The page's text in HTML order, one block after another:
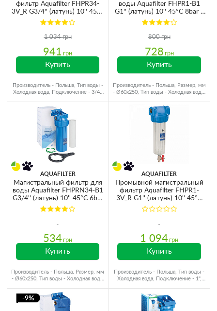
фильтр Aquafilter FHPR34-
3V_R G3/4'' (латунь) 10'' 45°C
6bar (без картриджа)
1 034 грн
941 грн
Купить
Производитель - Польша, Тип воды -
Холодная вода, Подключение - 3/4",
воды Aquafilter FHPR1-B1
G1'' (латунь) 10'' 45°C 8bar с
картриджем 5mcr
800 грн
728 грн
Купить
Производитель - Польша, Размер, мм
- Ø60x250, Тип воды - Холодная вода,
AQUAFILTER
Магистральный фильтр для
воды Aquafilter FHPRN34-B1
G3/4'' (латунь) 10'' 45°C 6bar
(с картриджем 5mcr)
534 грн
Купить
Производитель - Польша, Размер, мм
- Ø60x250, Тип воды - Холодная вода,
AQUAFILTER
Промывной магистральный
фильтр Aquafilter FHPR1-
3V_R G1'' (латунь) 10'' 45°C
6bar без картриджа
1 094 грн
Купить
Производитель - Польша, Тип воды -
Холодная вода, Подключение - 1",
-9%